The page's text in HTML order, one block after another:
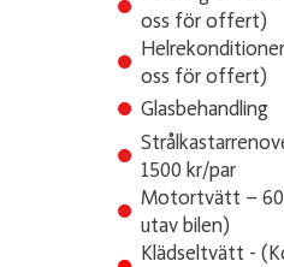
oss för offert)
oss för offert)
Glasbehandling
1500 kr/par
Motortvätt –
utav bilen)
Klädseltvätt -
Prenumerera